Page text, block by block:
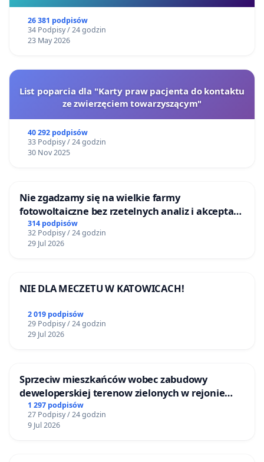
26 381 podpisów
34 Podpisy / 24 godzin
23 May 2026
List poparcia dla "Karty praw pacjenta do kontaktu
ze zwierzęciem towarzyszącym"
40 292 podpisów
33 Podpisy / 24 godzin
30 Nov 2025
Nie zgadzamy się na wielkie farmy
fotowoltaiczne bez rzetelnych analiz i akceptacji
mieszkańców
314 podpisów
32 Podpisy / 24 godzin
29 Jul 2026
NIE DLA MECZETU W KATOWICACH!
2 019 podpisów
29 Podpisy / 24 godzin
29 Jul 2026
Sprzeciw mieszkańców wobec zabudowy
deweloperskiej terenow zielonych w rejonie
Bulwarów Straceńskich w Bielsku-Białej
1 297 podpisów
27 Podpisy / 24 godzin
9 Jul 2026